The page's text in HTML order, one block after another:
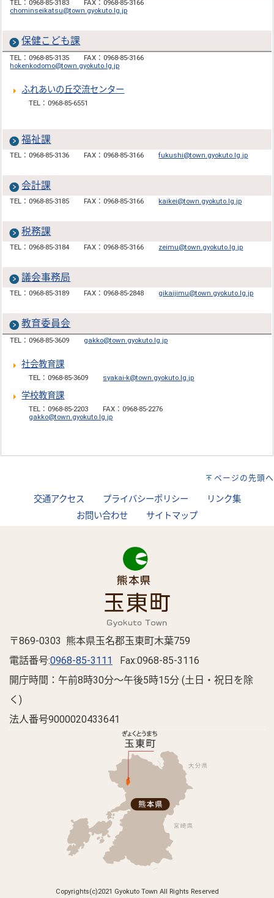
TEL：0968-85-3183
FAX：0968-85-3166
chominseikatsu@town.gyokuto.lg.jp
保健こども課
TEL：0968-85-3135
FAX：0968-85-3166
hokenkodomo@town.gyokuto.lg.jp
ふれあいの丘交流センター
TEL：0968-85-6551
福祉課
TEL：0968-85-3136 FAX：0968-85-3166 fukushi@town.gyokuto.lg.jp
会計課
TEL：0968-85-3185 FAX：0968-85-3166 kaikei@town.gyokuto.lg.jp
税務課
TEL：0968-85-3184 FAX：0968-85-3166 zeimu@town.gyokuto.lg.jp
議会事務局
TEL：0968-85-3189 FAX：0968-85-2848 gikaijimu@town.gyokuto.lg.jp
教育委員会
TEL：0968-85-3609 gakko@town.gyokuto.lg.jp
社会教育課
TEL：0968-85-3609 syakai-k@town.gyokuto.lg.jp
学校教育課
TEL：0968-85-2203
FAX：0968-85-2276
gakko@town.gyokuto.lg.jp
ページの先頭へ
交通アクセス プライバシーポリシー
リンク集
お問い合わせ
サイトマップ
〒869-0303 熊本県玉名郡玉東町木葉759
電話番号:0968-85-3111
Fax:0968-85-3116
開庁時間：午前8時30分～午後5時15分 (土日・祝日を除
く)
法人番号9000020433641
Copyrights(c)2021 Gyokuto Town All Rights Reserved